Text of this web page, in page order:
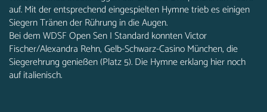
auf. Mit der entsprechend eingespielten Hymne trieb es einigen
Siegern Tränen der Rührung in die Augen.
Bei dem WDSF Open Sen I Standard konnten Victor
Fischer/Alexandra Rehn, Gelb-Schwarz-Casino München, die
Siegerehrung genießen (Platz 5). Die Hymne erklang hier noch
auf italienisch.